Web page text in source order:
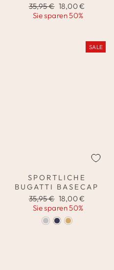
Normaler
Preis
35,95 € Sonderpreis
18,00 €
Sie sparen 50%
SALE
SPORTLICHE
BUGATTI BASECAP
Normaler
Preis
35,95 € Sonderpreis
18,00 €
Sie sparen 50%